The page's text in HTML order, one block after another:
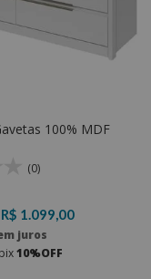
100% MDF
(0)
R$ 1.099,00
juros
10%OFF